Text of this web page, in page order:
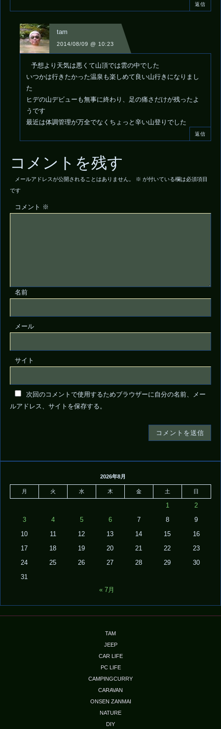
返信
tam
2014/08/09 @ 10:23
予想より天気は悪くて山頂では雲の中でした
いつかは行きたかった温泉も楽しめて良い山行きになりまし
た
ヒデの山デビューも無事に終わり、足の痛さだけが残ったよ
うです
最近は体調管理が万全でなくちょっと辛い山登りでした
返信
コメントを残す
メールアドレスが公開されることはありません。 ※ が付いている欄は必須項目
です
コメント ※
名前
メール
サイト
次回のコメントで使用するためブラウザーに自分の名前、メー
ルアドレス、サイトを保存する。
2026年8月
月 火 水 木 金 土 日
1 2
3 4 5 6 7 8 9
10 11 12 13 14 15 16
17 18 19 20 21 22 23
24 25 26 27 28 29 30
31
« 7月
TAM
JEEP
CAR LIFE
PC LIFE
CAMPINGCURRY
CARAVAN
ONSEN ZANMAI
NATURE
DIY